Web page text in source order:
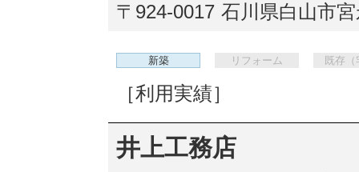
〒924-0017 石川県白山市
新築 リフォーム 既存（
［利用実績］
井上工務店